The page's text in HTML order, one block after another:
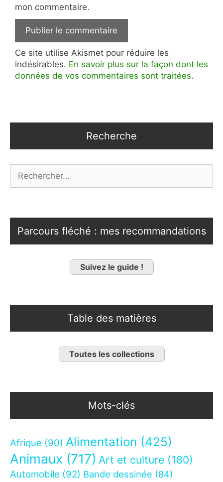
mon commentaire.
Ce site utilise Akismet pour réduire les
indésirables. En savoir plus sur la façon dont les
données de vos commentaires sont traitées.
Recherche
Parcours fléché : mes recommandations
Suivez le guide !
Table des matières
Toutes les collections
Mots-clés
Afrique (90) Alimentation (425)
Animaux (717) Art et culture (180)
Automobile (92) Bande dessinée (84)